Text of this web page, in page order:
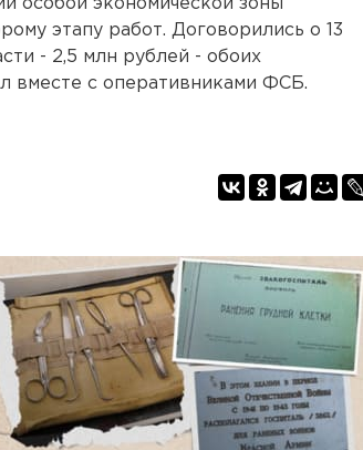
особой экономической зоны
этапу работ. Договорились о 13
- 2,5 млн рублей - обоих
вместе с оперативниками ФСБ.